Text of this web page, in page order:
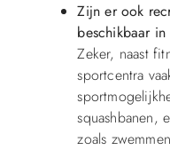
Zijn er ook
beschikbaar
Zeker, naast
sportcentra
squashbanen,
zoals